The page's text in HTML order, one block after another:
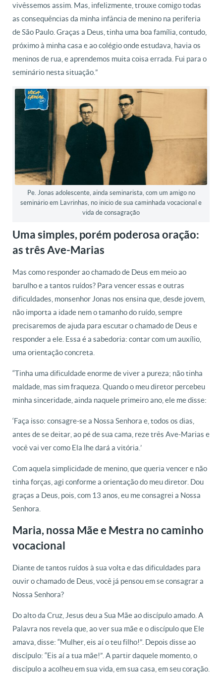
vivêssemos assim. Mas, infelizmente, trouxe comigo todas
as consequências da minha infância de menino na periferia
de São Paulo. Graças a Deus, tinha uma boa família, contudo,
próximo à minha casa e ao colégio onde estudava, havia os
meninos de rua, e aprendemos muita coisa errada. Fui para o
seminário nesta situação.”
Pe. Jonas adolescente, ainda seminarista, com um amigo no
seminário em Lavrinhas, no início de sua caminhada vocacional e
vida de consagração
Uma simples, porém poderosa oração:
as três Ave-Marias
Mas como responder ao chamado de Deus em meio ao
barulho e a tantos ruídos? Para vencer essas e outras
dificuldades, monsenhor Jonas nos ensina que, desde jovem,
não importa a idade nem o tamanho do ruído, sempre
precisaremos de ajuda para escutar o chamado de Deus e
responder a ele. Essa é a sabedoria: contar com um auxílio,
uma orientação concreta.
“Tinha uma dificuldade enorme de viver a pureza; não tinha
maldade, mas sim fraqueza. Quando o meu diretor percebeu
minha sinceridade, ainda naquele primeiro ano, ele me disse:
‘Faça isso: consagre-se a Nossa Senhora e, todos os dias,
antes de se deitar, ao pé de sua cama, reze três Ave-Marias e
você vai ver como Ela lhe dará a vitória.’
Com aquela simplicidade de menino, que queria vencer e não
tinha forças, agi conforme a orientação do meu diretor. Dou
graças a Deus, pois, com 13 anos, eu me consagrei a Nossa
Senhora.
Maria, nossa Mãe e Mestra no caminho
vocacional
Diante de tantos ruídos à sua volta e das dificuldades para
ouvir o chamado de Deus, você já pensou em se consagrar a
Nossa Senhora?
Do alto da Cruz, Jesus deu a Sua Mãe ao discípulo amado. A
Palavra nos revela que, ao ver sua mãe e o discípulo que Ele
amava, disse: “Mulher, eis aí o teu filho!”. Depois disse ao
discípulo: “Eis aí a tua mãe!”. A partir daquele momento, o
discípulo a acolheu em sua vida, em sua casa, em seu coração.